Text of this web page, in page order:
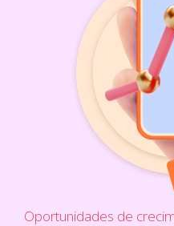
Oportunidades de